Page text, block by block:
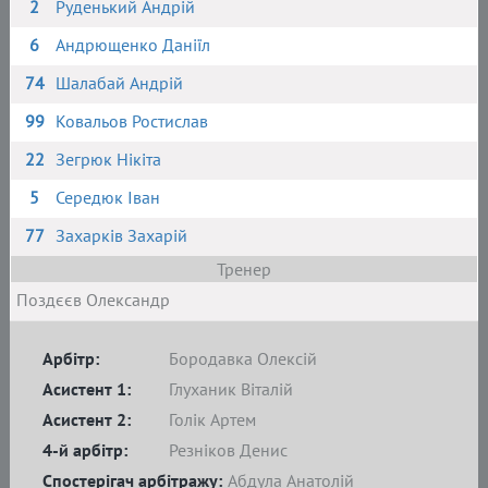
2
Руденький Андрій
6
Андрющенко Даніїл
74 Шалабай Андрій
99 Ковальов Ростислав
22 Зегрюк Нікіта
5
Середюк Іван
77 Захарків Захарій
Тренер
Поздєєв Олександр
Арбітр:
Бородавка Олексій
Асистент 1:
Глуханик Віталій
Асистент 2:
Голік Артем
4-й арбітр:
Резніков Денис
Спостерігач арбітражу: Абдула Анатолій